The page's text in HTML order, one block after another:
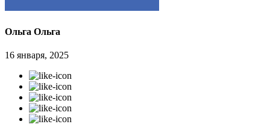
Ольга Ольга
16 января, 2025